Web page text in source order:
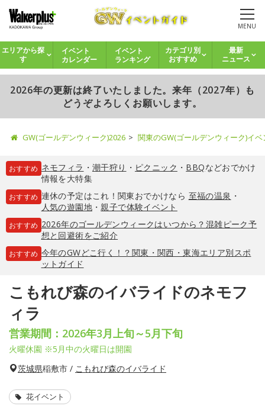
MENU
エリアから探
す
イベント
カレンダー
イベント
ランキング
カテゴリ別
おすすめ
最新
ニュース
2026年の更新は終了いたしました。来年（2027年）も
どうぞよろしくお願いします。
GW(ゴールデンウィーク)2026 関東のGW(ゴールデンウィーク)イ
おすすめ ネモフィラ ・ 潮干狩り ・ ピクニック ・ BBQなどおでかけ
情報を大特集
おすすめ 連休の予定はこれ！関東おでかけなら 至福の温泉 ・
人気の遊園地・親子で体験イベント
おすすめ 2026年のゴールデンウィークはいつから？混雑ピーク予
想と回避術をご紹介
おすすめ 今年のGWどこ行く！？関東・関西・東海エリア別スポ
ットガイド
こもれび森のイバライドのネモフ
ィラ
営業期間：2026年3月上旬～5月下旬
火曜休園 ※5月中の火曜日は開園
茨城県稲敷市 / こもれび森のイバライド
花イベント